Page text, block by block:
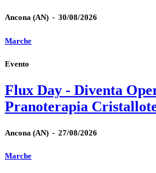
Ancona (AN) - 30/08/2026
Marche
Evento
Flux Day - Diventa
Pranoterapia
Ancona (AN) - 27/08/2026
Marche